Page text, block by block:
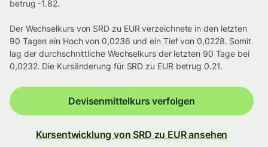
betrug -1.82.
Der Wechselkurs von SRD zu EUR verzeichnete in den letzten
90 Tagen ein Hoch von 0,0236 und ein Tief von 0,0228. Somit
lag der durchschnittliche Wechselkurs der letzten 90 Tage bei
0,0232. Die Kursänderung für SRD zu EUR betrug 0.21.
Devisenmittelkurs verfolgen
Kursentwicklung von SRD zu EUR ansehen